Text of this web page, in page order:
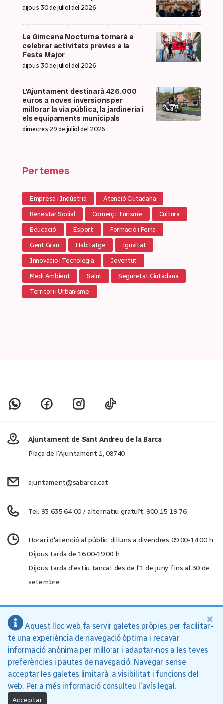
dijous 30 de juliol del 2026
La Gimcana Nocturna tornarà a
celebrar activitats prèvies a la
Festa Major
dijous 30 de juliol del 2026
L’Ajuntament destinarà 426.000
euros a noves inversions per
millorar la via pública, la jardineria i
els equipaments municipals
dimecres 29 de juliol del 2026
Per temes
Empresa i Indústria Atenció Ciutadana
Benestar Social Comerç i Turisme Cultura
Educació Esport Formació i Feina
Gent Gran Habitatge Igualtat
Innovacio i Tecnologia Joventut
Medi Ambient Salut Seguretat Ciutadana
Territori i Urbanisme
Ajuntament de Sant Andreu de la Barca
Plaça de l'Ajuntament 1, 08740
ajuntament@sabarca.cat
Tel. 93 635 64 00 / alternatiu gratuït: 900 15 19 76
Horari d'atenció al públic: dilluns a divendres 09:00-14:00 h.
Dijous tarda de 16:00-19:00 h.
Dijous tarda d'estiu tancat des de l'1 de juny fins al 30 de
setembre.
Ajuntament de Sant Andreu de la Barca, 2026
Política de privacitat
Aquest lloc web fa servir galetes pròpies per facilitar-
te una experiència de navegació òptima i recavar
informació anònima per millorar i adaptar-nos a les teves
preferències i pautes de navegació. Navegar sense
acceptar les galetes limitarà la visibilitat i funcions del
web. Per a més informació consulteu l'avís legal.
Acceptar
×